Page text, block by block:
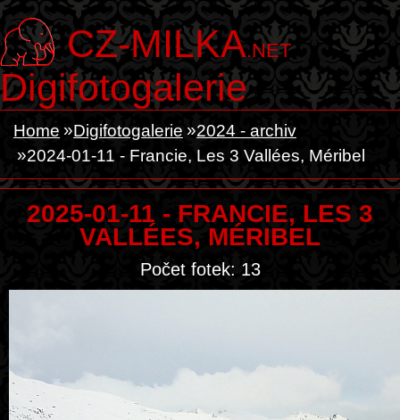
CZ-MILKA.NET
Digifotogalerie
Home Digifotogalerie
2024 - archiv
2024-01-11 - Francie, Les 3 Vallées, Méribel
2025-01-11 - FRANCIE, LES 3
VALLÉES, MÉRIBEL
Počet fotek: 13